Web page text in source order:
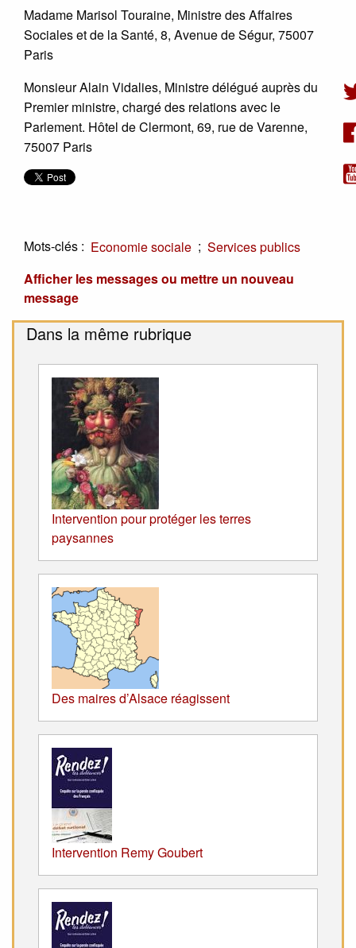
Madame Marisol Touraine, Ministre des Affaires
Sociales et de la Santé, 8, Avenue de Ségur, 75007
Paris
Monsieur Alain Vidalies, Ministre délégué auprès du
Premier ministre, chargé des relations avec le
Parlement. Hôtel de Clermont, 69, rue de Varenne,
75007 Paris
Mots-clés : Economie sociale ; Services publics
Afficher les messages ou mettre un nouveau
message
Dans la même rubrique
Intervention pour protéger les terres
paysannes
Des maires d’Alsace réagissent
Intervention Remy Goubert